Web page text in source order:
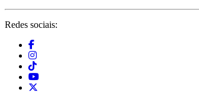
Redes sociais: